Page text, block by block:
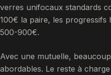
verres unifocaux standards
100€ la paire, les progressifs
500-900€.
Avec une mutuelle,
abordables. Le reste à